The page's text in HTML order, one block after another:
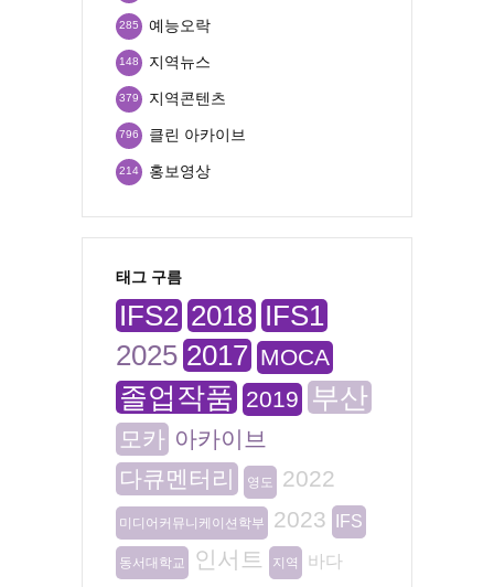
예능오락
285
지역뉴스
148
지역콘텐츠
379
클린 아카이브
796
홍보영상
214
태그 구름
IFS2 2018 IFS1
2025 2017 MOCA
졸업작품 2019 부산
모카 아카이브
다큐멘터리
영도 2022
미디어커뮤니케이션학부 2023 IFS
동서대학교 인서트 지역
바다